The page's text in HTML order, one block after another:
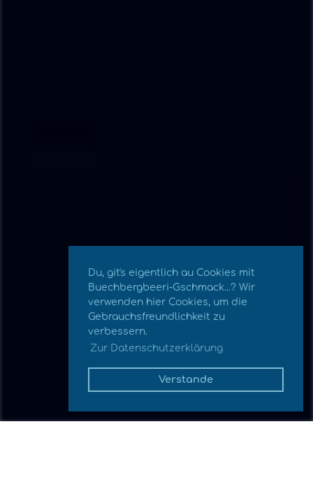
Du, git's eigentlich au Cookies mit
Buechbergbeeri-Gschmack...? Wir
verwenden hier Cookies, um die
Gebrauchsfreundlichkeit zu
verbessern.
Zur Datenschutzerklärung
Verstande